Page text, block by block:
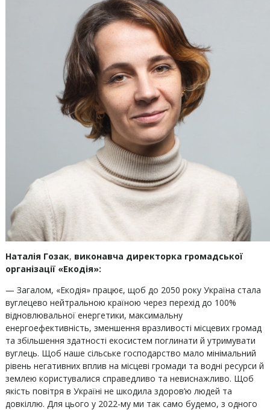
Наталія Гозак, виконавча директорка громадської
організації «Екодія»:
— Загалом, «Екодія» працює, щоб до 2050 року Україна стала
вуглецево нейтральною країною через перехід до 100%
відновлювальної енергетики, максимальну
енергоефективність, зменшення вразливості місцевих громад
та збільшення здатності екосистем поглинати й утримувати
вуглець. Щоб наше сільське господарство мало мінімальний
рівень негативних вплив на місцеві громади та водні ресурси й
землею користувалися справедливо та невиснажливо. Щоб
якість повітря в Україні не шкодила здоров’ю людей та
довкіллю. Для цього у 2022-му ми так само будемо, з одного